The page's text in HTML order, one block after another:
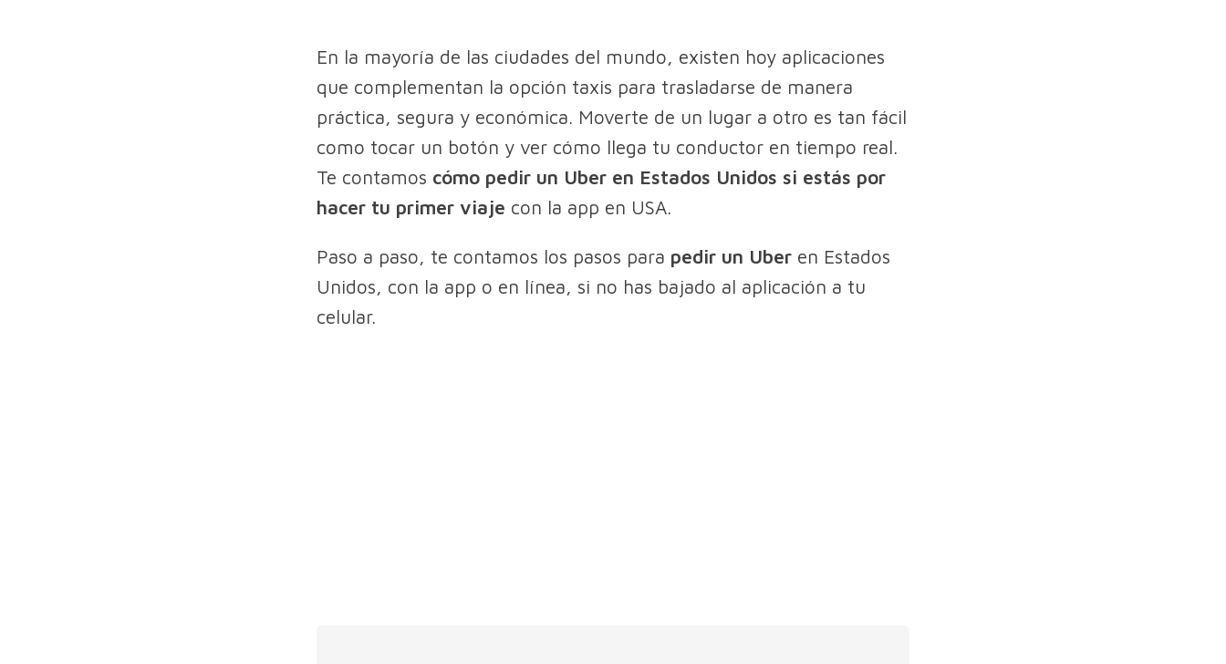
En la mayoría de las ciudades del mundo, existen hoy aplicaciones
que complementan la opción taxis para trasladarse de manera
práctica, segura y económica. Moverte de un lugar a otro es tan fácil
como tocar un botón y ver cómo llega tu conductor en tiempo real.
Te contamos cómo pedir un Uber en Estados Unidos si estás por
hacer tu primer viaje con la app en USA.
Paso a paso, te contamos los pasos para pedir un Uber en Estados
Unidos, con la app o en línea, si no has bajado al aplicación a tu
celular.